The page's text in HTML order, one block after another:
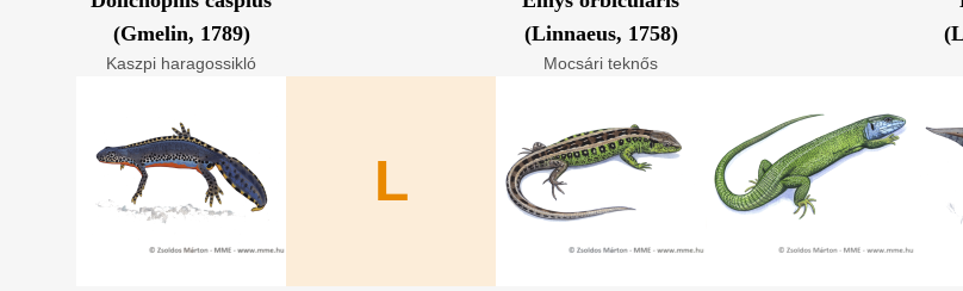
Kaszpi haragossikló
(Gmelin, 1789)
Mocsári teknős
(Linnaeus, 1758)
L